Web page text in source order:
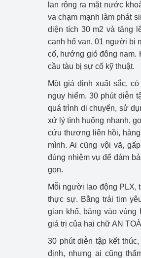
lan rộng ra mặt nước
va chạm mạnh làm phát
diện tích 30 m2 và tăng
cạnh hố van, 01 người bị
cố, hướng gió đông nam.
cầu tàu bị sự cố kỹ thuật.
Một giả định xuất sắc,
nguy hiểm. 30 phút diễn
quá trình di chuyển, sử
xử lý tình huống nhanh,
cứu thương liên hồi,
mình. Ai cũng vội vã,
đúng nhiệm vụ để đảm
gọn.
Mỗi người lao động PLX,
thực sự. Bằng trái tim
gian khổ, băng vào
giá trị của hai chữ AN
30 phút diễn tập kết
định, nhưng ai cũng